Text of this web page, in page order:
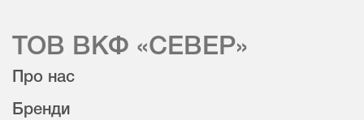
ТОВ ВКФ «СЕВЕР»
Про нас
Бренди